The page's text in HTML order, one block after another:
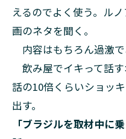
えるのでよく使う。ル
画のネタを聞く。
内容はもちろん過激で
飲み屋でイキって話
話の10倍くらいショッ
出す。
「ブラジルを取材中に